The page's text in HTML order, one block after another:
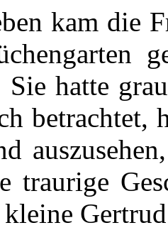
kam die
Sie hatte
betrachtet,
traurige
kleine